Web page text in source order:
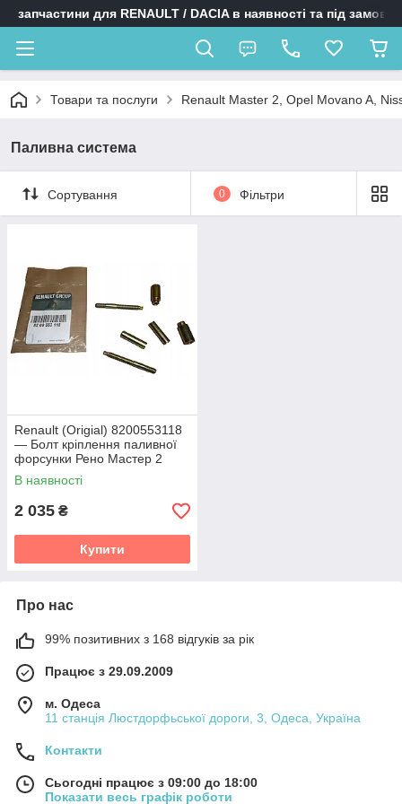
запчастини для RENAULT / DACIA в наявності та під
Товари та послуги Renault Master 2, Opel Movano A,
Паливна система
Сортування 0 Фільтри
Renault (Origial) 8200553118
— Болт кріплення паливної
форсунки Рено Мастер 2
(2.5dcі G9U, 2.2dci G9T)
В наявності
2 035 ₴
Купити
Про нас
99% позитивних з 168 відгуків за рік
Працює з 29.09.2009
м. Одеса
11 станція Люстдорфьської дороги, 3, Одеса, Україна
Контакти
Сьогодні працює з 09:00 до 18:00
Показати весь графік роботи